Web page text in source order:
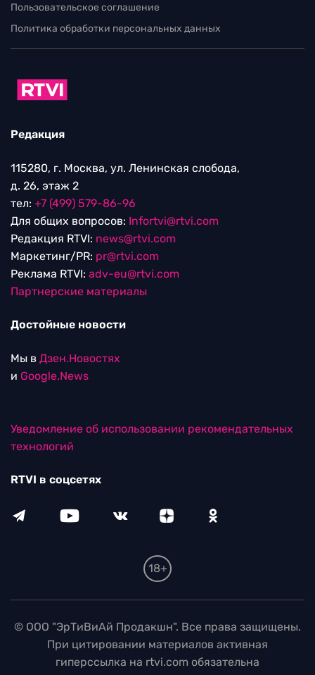
Пользовательское соглашение
Политика обработки персональных данных
Редакция
115280, г. Москва, ул. Ленинская слобода,
д. 26, этаж 2
тел: +7 (499) 579-86-96
Для общих вопросов: Infortvi@rtvi.com
Редакция RTVI: news@rtvi.com
Маркетинг/PR: pr@rtvi.com
Реклама RTVI: adv-eu@rtvi.com
Партнерские материалы
Достойные новости
Мы в Дзен.Новостях
и Google.News
Уведомление об использовании рекомендательных
технологий
RTVI в соцсетях
18+
© ООО "ЭрТиВиАй Продакшн". Все права защищены.
При цитировании материалов активная
гиперссылка на rtvi.com обязательна